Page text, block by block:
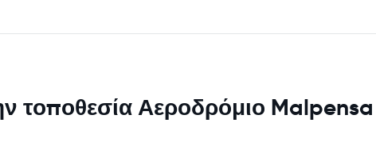
τοποθεσία Αεροδρόμιο